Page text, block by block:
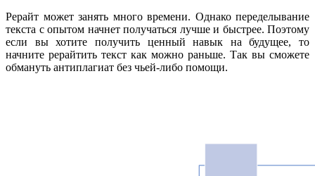
Рерайт может занять много времени. Однако переделывание
текста с опытом начнет получаться лучше и быстрее. Поэтому
если вы хотите получить ценный навык на будущее, то
начните рерайтить текст как можно раньше. Так вы сможете
обмануть антиплагиат без чьей-либо помощи.